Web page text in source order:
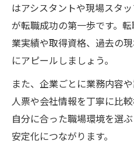
はアシスタントや現場スタ
が転職成功の第一歩です。
業実績や取得資格、過去の
にアピールしましょう。
また、企業ごとに業務内容
人票や会社情報を丁寧に比
自分に合った職場環境を選
安定化につながります。